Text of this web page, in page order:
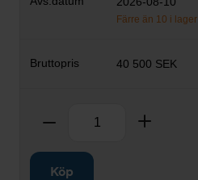
Färre än 10 i lager
40 500 SEK
Ta bort
Köp